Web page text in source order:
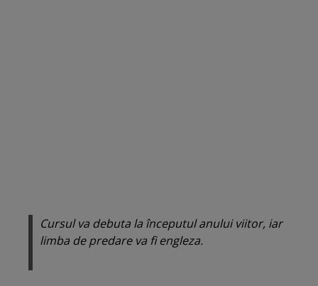
Cursul va debuta la începutul anului viitor, iar
limba de predare va fi engleza.